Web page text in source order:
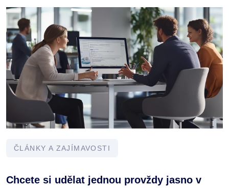
ČLÁNKY A ZAJÍMAVOSTI
Chcete si udělat jednou provždy jasno v